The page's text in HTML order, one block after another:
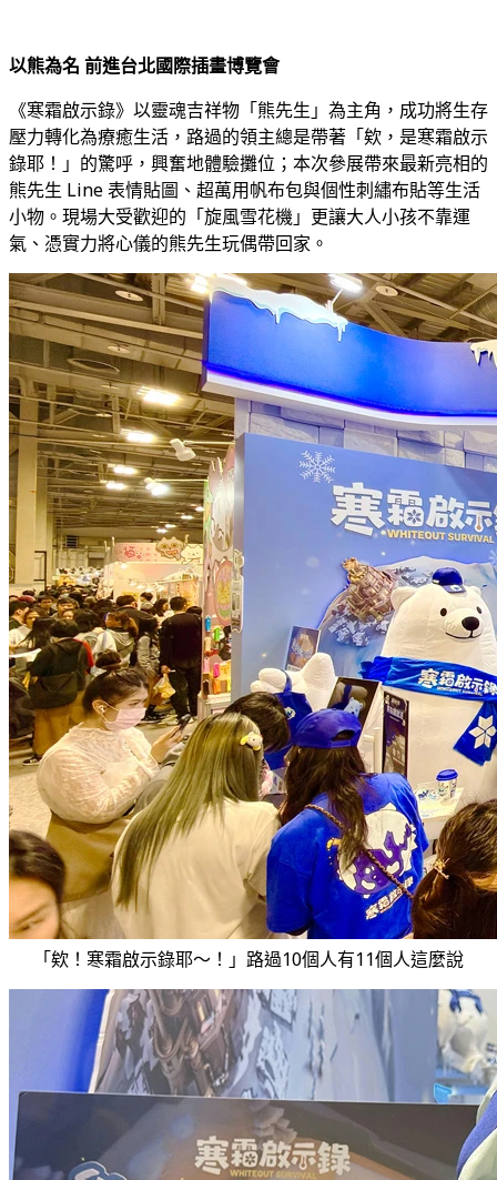
以熊為名 前進台北國際插畫博覽會
《寒霜啟示錄》以靈魂吉祥物「熊先生」為主角，成功將生存
壓力轉化為療癒生活，路過的領主總是帶著「欸，是寒霜啟示
錄耶！」的驚呼，興奮地體驗攤位；本次參展帶來最新亮相的
熊先生 Line 表情貼圖、超萬用帆布包與個性刺繡布貼等生活
小物。現場大受歡迎的「旋風雪花機」更讓大人小孩不靠運
氣、憑實力將心儀的熊先生玩偶帶回家。
「欸！寒霜啟示錄耶～！」路過10個人有11個人這麼說